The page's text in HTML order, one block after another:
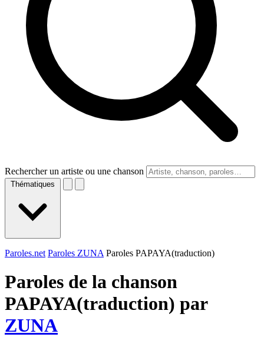
Rechercher un artiste ou une chanson
Thématiques
Paroles.net Paroles ZUNA Paroles PAPAYA(traduction)
Paroles de la chanson
PAPAYA(traduction) par
ZUNA